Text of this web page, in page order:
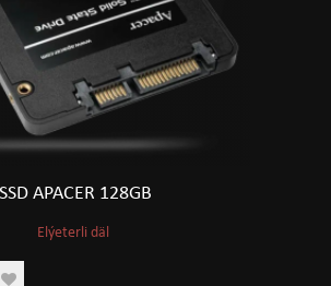
SSD APACER 128GB
Elýeterli däl